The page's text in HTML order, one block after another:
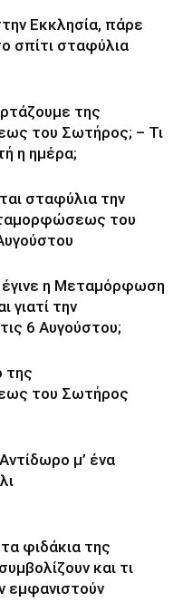
Εκκλησία, πάρε
σπίτι σταφύλια
της
του Σωτήρος; – Τι
η ημέρα;
σταφύλια την
του
η Μεταμόρφωση
γιατί την
6 Αυγούστου;
της
του Σωτήρος
μ’ ένα
φιδάκια της
και τι
εμφανιστούν